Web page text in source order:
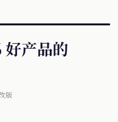
产品的
版